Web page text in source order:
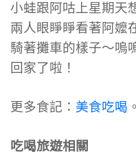
小蛙跟阿咕上星期天
兩人眼睜睜看著阿嬤
騎著攤車的樣子～嗚
回家了啦！
更多食記： 美食吃喝 。
吃喝旅遊相關